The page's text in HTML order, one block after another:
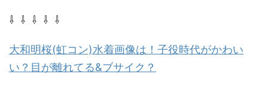
⇩ ⇩ ⇩ ⇩ ⇩
大和明桜(虹コン)水着画像は！子役時代がかわい
い？目が離れてる&ブサイク？